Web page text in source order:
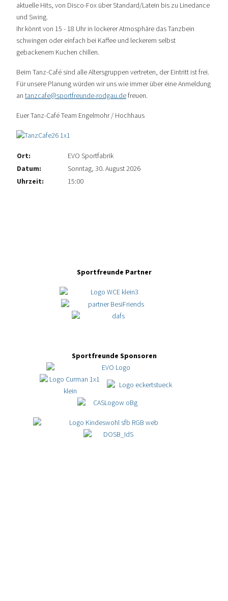
aktuelle Hits, von Disco-Fox über Standard/Latein bis zu Linedance
und Swing.
Ihr könnt von 15 - 18 Uhr in lockerer Atmosphäre das Tanzbein
schwingen oder einfach bei Kaffee und leckerem selbst
gebackenem Kuchen chillen.
Beim Tanz-Café sind alle Altersgruppen vertreten, der Eintritt ist frei.
Für unsere Planung würden wir uns wie immer über eine Anmeldung
an tanzcafe@sportfreunde-rodgau.defreuen.
Euer Tanz-Café Team Engelmohr / Hochhaus
Ort:
EVO Sportfabrik
Datum:
Sonntag, 30. August 2026
Uhrzeit:
15:00
Sportfreunde Partner
Sportfreunde Sponsoren